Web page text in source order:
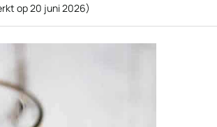
op20 juni 2026)